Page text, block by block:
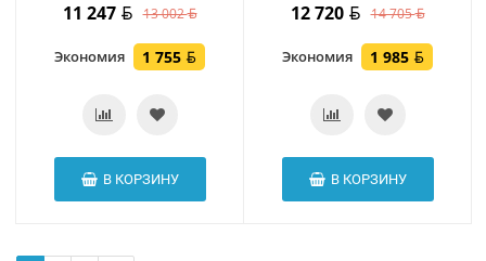
11 247 13 002
Экономия 1 755
В КОРЗИНУ
12 720 14 705
Экономия 1 985
В КОРЗИНУ